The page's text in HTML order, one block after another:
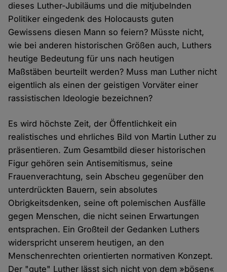
dieses Luther-Jubiläums und die mitjubelnden
Politiker eingedenk des Holocausts guten
Gewissens diesen Mann so feiern? Müsste nicht,
wie bei anderen historischen Größen auch, Luthers
heutige Bedeutung für uns nach heutigen
Maßstäben beurteilt werden? Muss man Luther nicht
eigentlich als einen der geistigen Vorväter einer
rassistischen Ideologie bezeichnen?
Es wird höchste Zeit, der Öffentlichkeit ein
realistisches und ehrliches Bild von Martin Luther zu
präsentieren. Zum Gesamtbild dieser historischen
Figur gehören sein Antisemitismus, seine
Frauenverachtung, sein Abscheu gegenüber den
unterdrückten Bauern, sein absolutes
Obrigkeitsdenken, seine oft polemischen Ausfälle
gegen Menschen, die nicht seinen Erwartungen
entsprachen. Ein Großteil der Gedanken Luthers
widerspricht unserem heutigen, an den
Menschenrechten orientierten normativen Konzept.
Der "gute" Luther lässt sich nicht von dem »bösen«